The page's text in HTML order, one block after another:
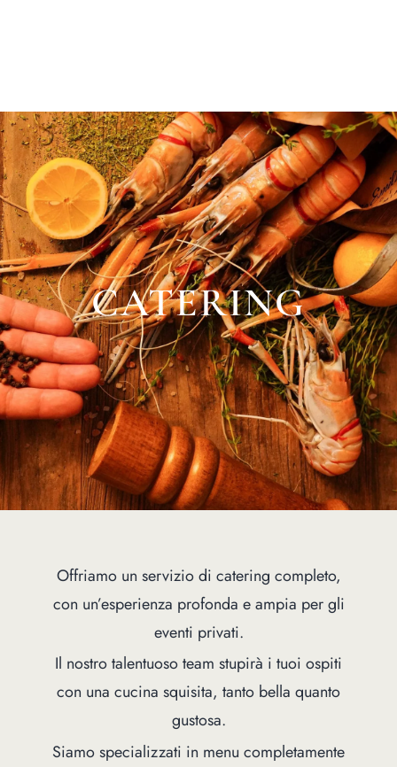
CATERING
Offriamo un servizio di catering completo,
con un’esperienza profonda e ampia per gli
eventi privati.
Il nostro talentuoso team stupirà i tuoi ospiti
con una cucina squisita, tanto bella quanto
gustosa.
Siamo specializzati in menu completamente